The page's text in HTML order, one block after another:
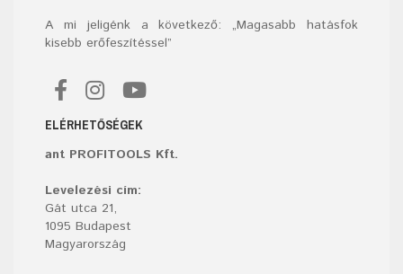
A mi jeligénk a következő: „Magasabb hatásfok
kisebb erőfeszítéssel”
ELÉRHETŐSÉGEK
ant PROFITOOLS Kft.
Levelezési cím:
Gát utca 21,
1095 Budapest
Magyarország